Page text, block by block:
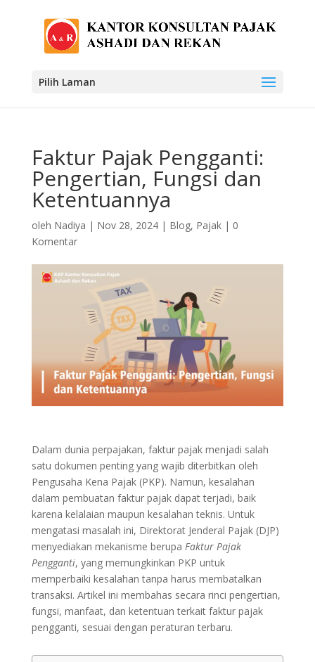
Pilih Laman
Faktur Pajak Pengganti:
Pengertian, Fungsi dan
Ketentuannya
oleh Nadiya | Nov 28, 2024| Blog, Pajak| 0
Komentar
Dalam dunia perpajakan, faktur pajak menjadi salah
satu dokumen penting yang wajib diterbitkan oleh
Pengusaha Kena Pajak (PKP). Namun, kesalahan
dalam pembuatan faktur pajak dapat terjadi, baik
karena kelalaian maupun kesalahan teknis. Untuk
mengatasi masalah ini, Direktorat Jenderal Pajak (DJP)
menyediakan mekanisme berupa Faktur Pajak
Pengganti, yang memungkinkan PKP untuk
memperbaiki kesalahan tanpa harus membatalkan
transaksi. Artikel ini membahas secara rinci pengertian,
fungsi, manfaat, dan ketentuan terkait faktur pajak
pengganti, sesuai dengan peraturan terbaru.